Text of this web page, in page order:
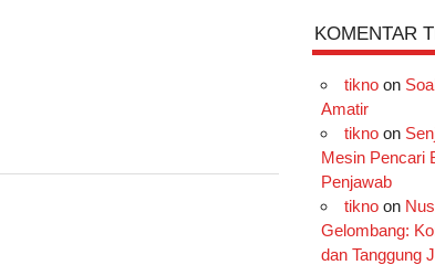
KOMENTAR
tiknoon
Amatir
tiknoon
Mesin Pencari
Penjawab
tiknoon
Gelombang:
dan Tanggung